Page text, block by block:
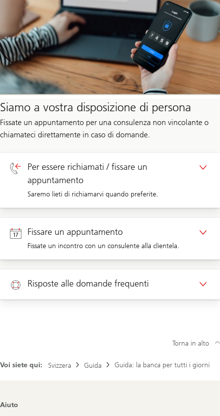
Siamo a vostra disposizione di persona
Fissate un appuntamento per una consulenza non vincolante o
chiamateci direttamente in caso di domande.
Per essere richiamati / fissare un
appuntamento
Saremo lieti di richiamarvi quando preferite.
Richiamata clienti privati
Richiamata clienti aziendali
Fissare un appuntamento
Fissate un incontro con un consulente alla clientela.
Appuntamento clienti privati
Appuntamento clienti aziendali
Risposte alle domande frequenti
Voi siete qui: Svizzera Guida Guida: la banca per tutti i giorni
Torna in alto
Footer
Aiuto